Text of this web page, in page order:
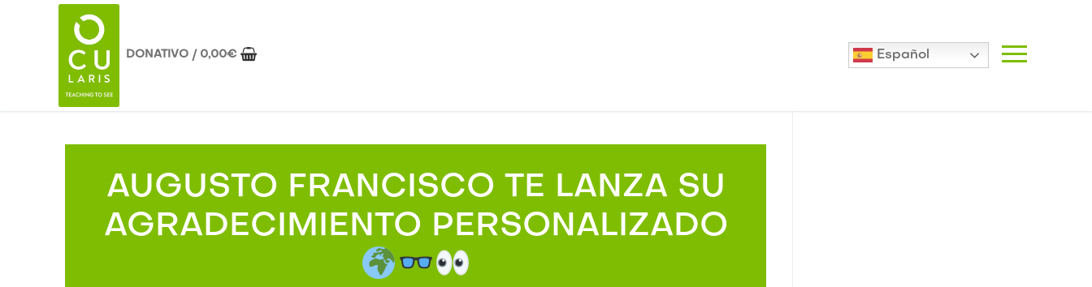
DONATIVO / 0,00€ Español
AUGUSTO FRANCISCO TE LANZA SU
AGRADECIMIENTO PERSONALIZADO